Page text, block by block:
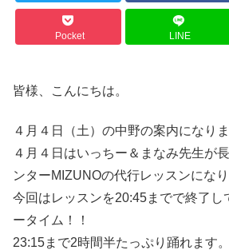
Pocket LINE
皆様、こんにちは。
４月４日（土）の中野の案内になりま
４月４日はいっちー＆まなみ先生が
ンターMIZUNOの代行レッスンになり
今回はレッスンを20:45までで終了し
ータイム！！
23:15まで2時間半たっぷり踊れます。